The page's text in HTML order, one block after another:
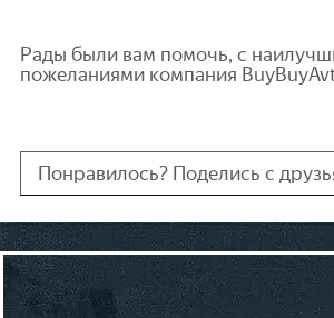
Рады были вам помочь, с
пожеланиями компания
Понравилось? Поделись с